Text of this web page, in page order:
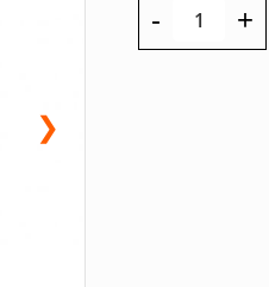
❯
- +